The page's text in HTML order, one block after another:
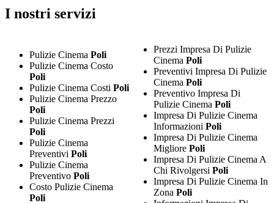
I nostri servizi
Pulizie Cinema Poli
Pulizie Cinema Costo
Poli
Pulizie Cinema Costi Poli
Pulizie Cinema Prezzo
Poli
Pulizie Cinema Prezzi
Poli
Pulizie Cinema
Preventivi Poli
Pulizie Cinema
Preventivo Poli
Costo Pulizie Cinema
Poli
Prezzi Impresa Di Pulizie
CinemaPoli
Preventivi Impresa Di Pulizie
CinemaPoli
Preventivo Impresa Di
Pulizie CinemaPoli
Impresa Di Pulizie Cinema
InformazioniPoli
Impresa Di Pulizie Cinema
MigliorePoli
Impresa Di Pulizie Cinema A
Chi RivolgersiPoli
Impresa Di Pulizie Cinema In
ZonaPoli